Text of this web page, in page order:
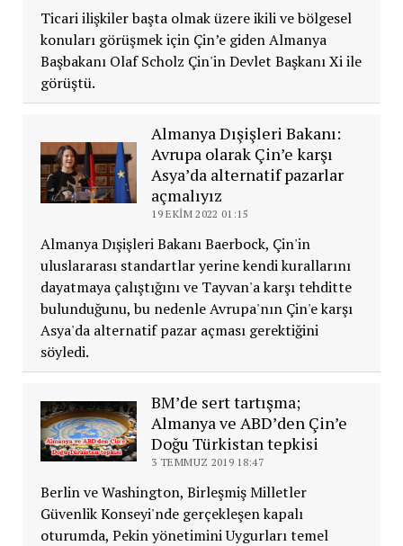
Ticari ilişkiler başta olmak üzere ikili ve bölgesel
konuları görüşmek için Çin’e giden Almanya
Başbakanı Olaf Scholz Çin'in Devlet Başkanı Xi ile
görüştü.
Almanya Dışişleri Bakanı:
Avrupa olarak Çin’e karşı
Asya’da alternatif pazarlar
açmalıyız
19 EKIM 2022 01:15
Almanya Dışişleri Bakanı Baerbock, Çin'in
uluslararası standartlar yerine kendi kurallarını
dayatmaya çalıştığını ve Tayvan'a karşı tehditte
bulunduğunu, bu nedenle Avrupa'nın Çin'e karşı
Asya'da alternatif pazar açması gerektiğini
söyledi.
BM’de sert tartışma;
Almanya ve ABD’den Çin’e
Doğu Türkistan tepkisi
3 TEMMUZ 2019 18:47
Berlin ve Washington, Birleşmiş Milletler
Güvenlik Konseyi'nde gerçekleşen kapalı
oturumda, Pekin yönetimini Uygurları temel